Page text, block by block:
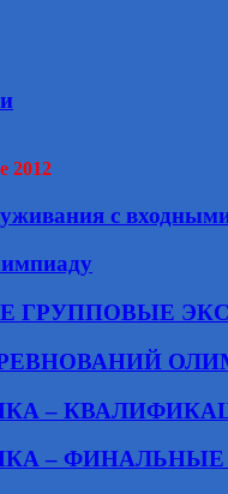
2012
с
ГРУППОВЫЕ
–
–